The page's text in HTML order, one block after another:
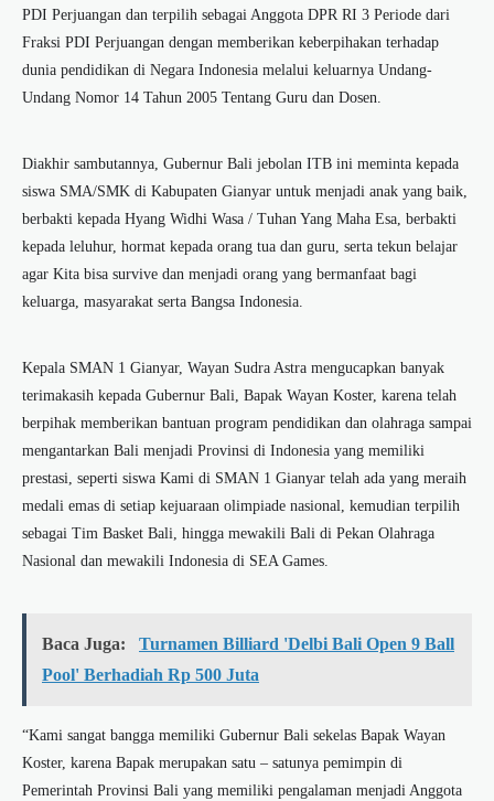
PDI Perjuangan dan terpilih sebagai Anggota DPR RI 3 Periode dari
Fraksi PDI Perjuangan dengan memberikan keberpihakan terhadap
dunia pendidikan di Negara Indonesia melalui keluarnya Undang-
Undang Nomor 14 Tahun 2005 Tentang Guru dan Dosen.
Diakhir sambutannya, Gubernur Bali jebolan ITB ini meminta kepada
siswa SMA/SMK di Kabupaten Gianyar untuk menjadi anak yang baik,
berbakti kepada Hyang Widhi Wasa / Tuhan Yang Maha Esa, berbakti
kepada leluhur, hormat kepada orang tua dan guru, serta tekun belajar
agar Kita bisa survive dan menjadi orang yang bermanfaat bagi
keluarga, masyarakat serta Bangsa Indonesia.
Kepala SMAN 1 Gianyar, Wayan Sudra Astra mengucapkan banyak
terimakasih kepada Gubernur Bali, Bapak Wayan Koster, karena telah
berpihak memberikan bantuan program pendidikan dan olahraga sampai
mengantarkan Bali menjadi Provinsi di Indonesia yang memiliki
prestasi, seperti siswa Kami di SMAN 1 Gianyar telah ada yang meraih
medali emas di setiap kejuaraan olimpiade nasional, kemudian terpilih
sebagai Tim Basket Bali, hingga mewakili Bali di Pekan Olahraga
Nasional dan mewakili Indonesia di SEA Games.
Baca Juga:
Turnamen Billiard 'Delbi Bali Open 9 Ball
Pool' Berhadiah Rp 500 Juta
“Kami sangat bangga memiliki Gubernur Bali sekelas Bapak Wayan
Koster, karena Bapak merupakan satu – satunya pemimpin di
Pemerintah Provinsi Bali yang memiliki pengalaman menjadi Anggota